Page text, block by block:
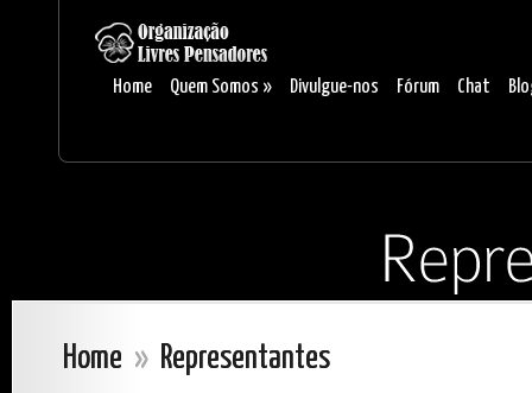
Home Quem Somos » Divulgue-nos Fórum Chat
Home » Representantes